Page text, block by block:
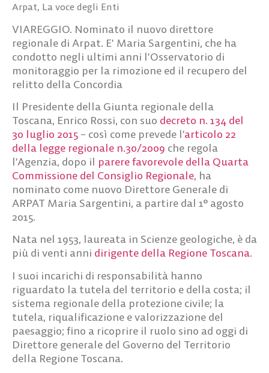
Arpat, La voce degli Enti
VIAREGGIO. Nominato il nuovo direttore
regionale di Arpat. E’ Maria Sargentini, che ha
condotto negli ultimi anni l’Osservatorio di
monitoraggio per la rimozione ed il recupero del
relitto della Concordia
Il Presidente della Giunta regionale della
Toscana, Enrico Rossi, con suo decreto n. 134 del
30 luglio 2015 – così come prevede l’articolo 22
della legge regionale n.30/2009 che regola
l’Agenzia, dopo il parere favorevole della Quarta
Commissione del Consiglio Regionale, ha
nominato come nuovo Direttore Generale di
ARPAT Maria Sargentini, a partire dal 1° agosto
2015.
Nata nel 1953, laureata in Scienze geologiche, è da
più di venti anni dirigente della Regione Toscana.
I suoi incarichi di responsabilità hanno
riguardato la tutela del territorio e della costa; il
sistema regionale della protezione civile; la
tutela, riqualificazione e valorizzazione del
paesaggio; fino a ricoprire il ruolo sino ad oggi di
Direttore generale del Governo del Territorio
della Regione Toscana.